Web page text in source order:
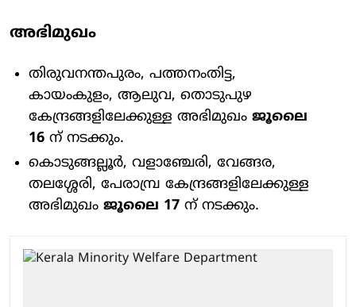
അഭിമുഖം
തിരുവനന്തപുരം, പത്തനംതിട്ട,
കായംകുളം, ആലുവ, തൊടുപുഴ
കേന്ദ്രങ്ങളിലേക്കുള്ള അഭിമുഖം ജൂലൈ
16 ന് നടക്കും.
കൊടുങ്ങല്ലൂർ, വളാഞ്ചേരി, വേങ്ങര,
തലശ്ശേരി, പേരാമ്പ്ര കേന്ദ്രങ്ങളിലേക്കുള്ള
അഭിമുഖം ജൂലൈ 17 ന് നടക്കും.